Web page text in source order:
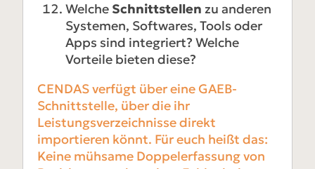
Welche Schnittstellen zu anderen
Systemen, Softwares, Tools oder
Apps sind integriert? Welche
Vorteile bieten diese?
CENDAS verfügt über eine GAEB-
Schnittstelle, über die ihr
Leistungsverzeichnisse direkt
importieren könnt. Für euch heißt das:
Keine mühsame Doppelerfassung von